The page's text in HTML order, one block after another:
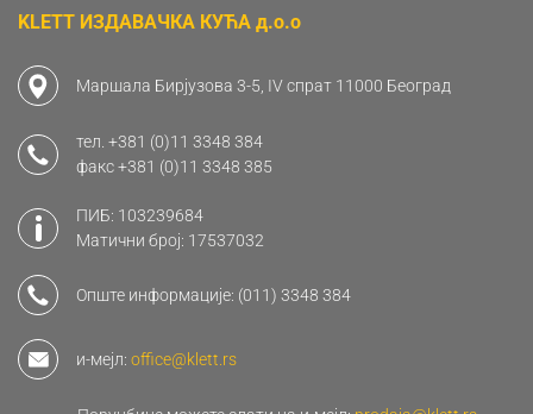
KLETT ИЗДАВАЧКА КУЋА д.о.о
Маршала Бирјузова 3-5, IV спрат 11000 Београд
тел. +381 (0)11 3348 384
факс+381 (0)11 3348 385
ПИБ: 103239684
Матични број: 17537032
Опште информације: (011) 3348 384
и-мејл: office@klett.rs